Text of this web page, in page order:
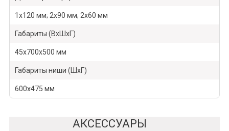
1х120 мм; 2х90 мм; 2х60 мм
Габариты (ВхШхГ)
45х700х500 мм
Габариты ниши (ШхГ)
600х475 мм
АКСЕССУАРЫ